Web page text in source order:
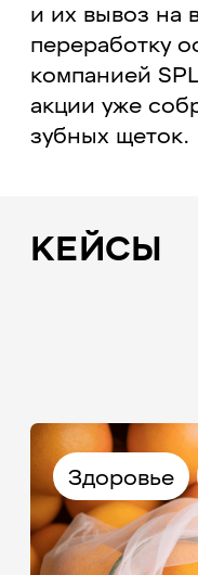
и их вывоз на
переработку
компанией
акции уже
зубных щеток.
КЕЙСЫ
Здоровье